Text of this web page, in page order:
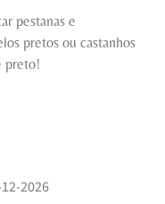
pestanas e
pretos ou castanhos
preto!
2026